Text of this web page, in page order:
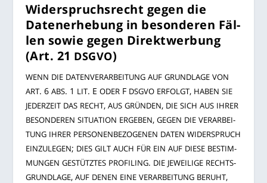
Wider­spruchs­recht gegen die
Daten­er­he­bung in beson­de­ren Fäl­
len sowie gegen Direkt­wer­bung
(Art. 21 DSGVO)
WENN DIE DATEN­VER­AR­BEI­TUNG AUF GRUND­LA­GE VON
ART. 6 ABS. 1 LIT. E ODERF DSGVO ERFOLGT, HABEN SIE
JEDER­ZEIT DAS RECHT, AUS GRÜN­DEN, DIE SICH AUS IHRER
BESON­DE­REN SITUA­TI­ON ERGE­BEN, GEGEN DIE VER­AR­BEI­
TUNG IHRER PER­SO­NEN­BE­ZO­GE­NEN DATEN WIDER­SPRUCH
EIN­ZU­LE­GEN; DIES GILT AUCH FÜR EIN AUF DIE­SE BESTIM­
MUN­GEN GESTÜTZ­TES PRO­FIL­ING. DIE JEWEI­LI­GE RECHTS­
GRUND­LA­GE, AUF DENEN EINE VER­AR­BEI­TUNG BERUHT,